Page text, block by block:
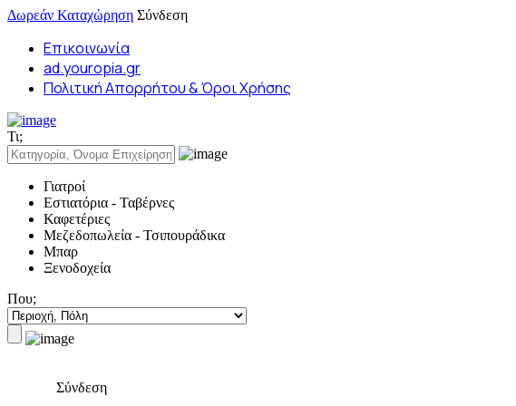
Δωρεάν Καταχώρηση Σύνδεση
Επικοινωνία
ad.youropia.gr
Πολιτική Απορρήτου & Όροι Χρήσης
Τι;
Γιατροί
Εστιατόρια - Ταβέρνες
Καφετέριες
Μεζεδοπωλεία - Τσιπουράδικα
Μπαρ
Ξενοδοχεία
Που;
Σύνδεση